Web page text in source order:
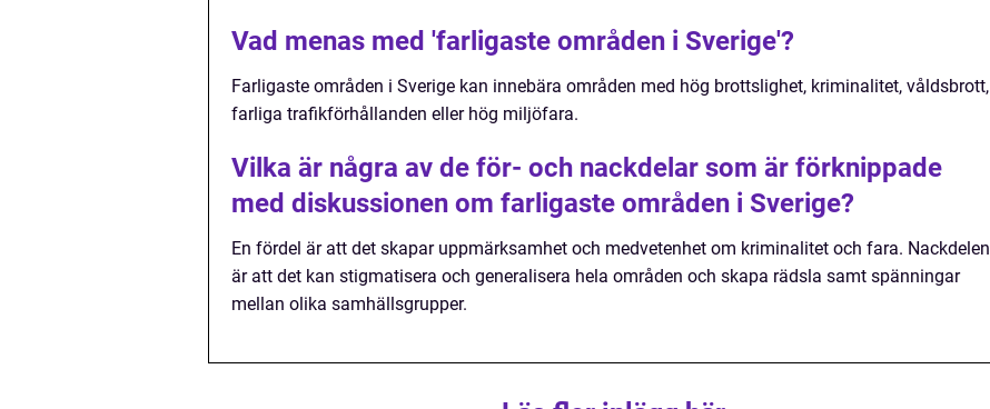
Vad menas med 'farligaste områden i Sverige'?
Farligaste områden i Sverige kan innebära områden med hög brottslighet, kriminalitet, våldsbrott,
farliga trafikförhållanden eller hög miljöfara.
Vilka är några av de för- och nackdelar som är förknippade
med diskussionen om farligaste områden i Sverige?
En fördel är att det skapar uppmärksamhet och medvetenhet om kriminalitet och fara. Nackdelen
är att det kan stigmatisera och generalisera hela områden och skapa rädsla samt spänningar
mellan olika samhällsgrupper.